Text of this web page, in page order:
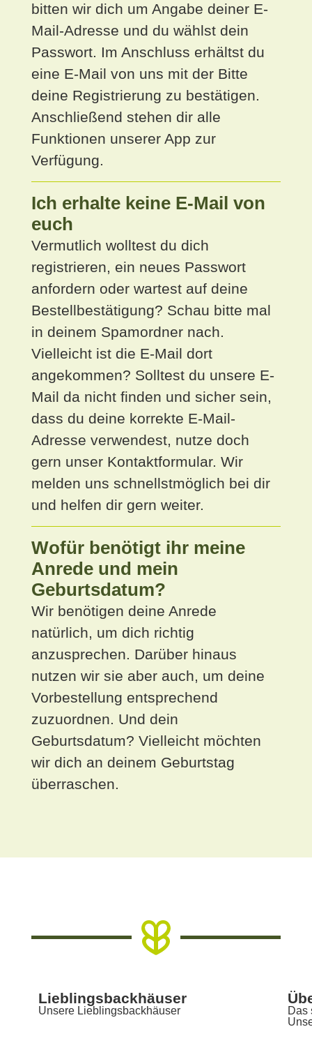
bitten wir dich um Angabe deiner E-
Mail-Adresse und du wählst dein
Passwort. Im Anschluss erhältst du
eine E-Mail von uns mit der Bitte
deine Registrierung zu bestätigen.
Anschließend stehen dir alle
Funktionen unserer App zur
Verfügung.
Ich erhalte keine E-Mail von
euch
Vermutlich wolltest du dich
registrieren, ein neues Passwort
anfordern oder wartest auf deine
Bestellbestätigung? Schau bitte mal
in deinem Spamordner nach.
Vielleicht ist die E-Mail dort
angekommen? Solltest du unsere E-
Mail da nicht finden und sicher sein,
dass du deine korrekte E-Mail-
Adresse verwendest, nutze doch
gern unser Kontaktformular. Wir
melden uns schnellstmöglich bei dir
und helfen dir gern weiter.
Wofür benötigt ihr meine
Anrede und mein
Geburtsdatum?
Wir benötigen deine Anrede
natürlich, um dich richtig
anzusprechen. Darüber hinaus
nutzen wir sie aber auch, um deine
Vorbestellung entsprechend
zuzuordnen. Und dein
Geburtsdatum? Vielleicht möchten
wir dich an deinem Geburtstag
überraschen.
Lieblingsbackhäuser
Unsere Lieblingsbackhäuser
Das